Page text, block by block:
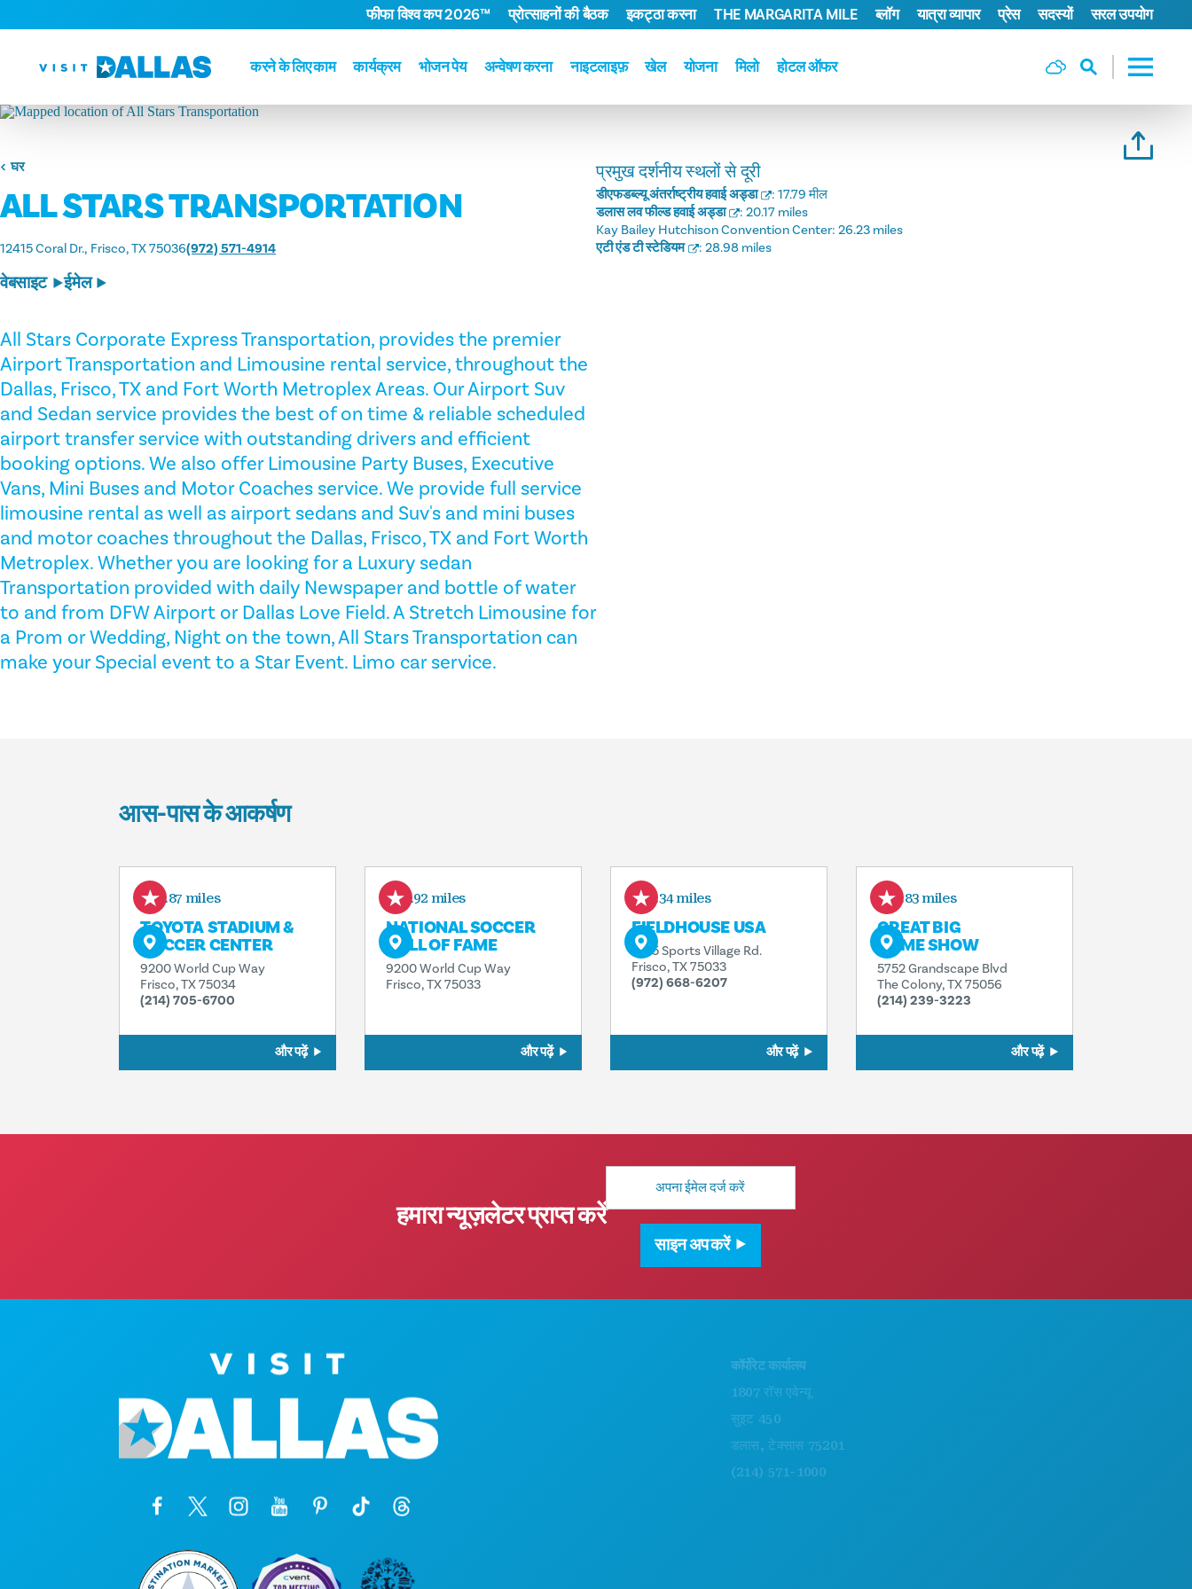
सामग्री पर जाएं
करने के लिए काम कार्यक्रम भोजन पेय अन्वेषण करना नाइटलाइफ़ खेल योजना मिलो होटल ऑफर
फीफा विश्व कप 2026™ प्रोत्साहनों की बैठक इकट्ठा करना THE MARGARITA MILE ब्लॉग यात्रा व्यापार प्रेस सदस्यों सरल उपयोग
घर
ALL STARS TRANSPORTATION
12415 Coral Dr. Frisco, TX 75036(972) 571-4914
वेबसाइट ईमेल
All Stars Corporate Express Transportation, provides the premier
Airport Transportation and Limousine rental service, throughout the
Dallas, Frisco, TX and Fort Worth Metroplex Areas. Our Airport Suv
and Sedan service provides the best of on time & reliable scheduled
airport transfer service with outstanding drivers and efficient
booking options. We also offer Limousine Party Buses, Executive
Vans, Mini Buses and Motor Coaches service. We provide full service
limousine rental as well as airport sedans and Suv's and mini buses
and motor coaches throughout the Dallas, Frisco, TX and Fort Worth
Metroplex. Whether you are looking for a Luxury sedan
Transportation provided with daily Newspaper and bottle of water
to and from DFW Airport or Dallas Love Field. A Stretch Limousine for
a Prom or Wedding, Night on the town, All Stars Transportation can
make your Special event to a Star Event. Limo car service.
प्रमुख दर्शनीय स्थलों से दूरी
डीएफडब्ल्यू अंतर्राष्ट्रीय हवाई अड्डा : 17.79 मील
डलास लव फील्ड हवाई अड्डा
: 20.17 miles
Kay Bailey Hutchison Convention Center: 26.23 miles
एटी एंड टी स्टेडियम
: 28.98 miles
आस-पास के आकर्षण
4.87 miles
TOYOTA STADIUM &
SOCCER CENTER
9200 World Cup Way
Frisco, TX 75034
(214) 705-6700
और पढ़ें
4.92 miles
NATIONAL SOCCER
HALL OF FAME
9200 World Cup Way
Frisco, TX 75033
और पढ़ें
5.34 miles
FIELDHOUSE USA
6155 Sports Village Rd.
Frisco, TX 75033
(972) 668-6207
और पढ़ें
5.83 miles
GREAT BIG
GAME SHOW
5752 Grandscape Blvd
The Colony, TX 75056
(214) 239-3223
और पढ़ें
हमारा न्यूज़लेटर प्राप्त करें
मेल
साइन अप करें
कॉर्पोरेट कार्यालय
1807 रॉस एवेन्यू
सुइट 450
डलास, टेक्सास 75201
(214) 571-1000
अन्वेषण करना